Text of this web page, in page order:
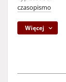
czasopismo
Więcej